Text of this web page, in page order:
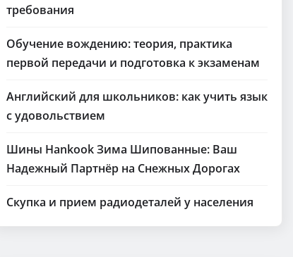
требования
Обучение вождению: теория, практика
первой передачи и подготовка к экзаменам
Английский для школьников: как учить язык
с удовольствием
Шины Hankook Зима Шипованные: Ваш
Надежный Партнёр на Снежных Дорогах
Скупка и прием радиодеталей у населения